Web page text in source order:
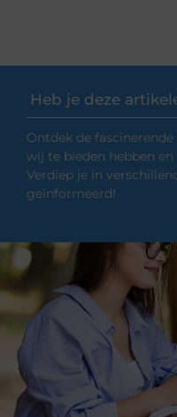
Heb je deze
Ontdek de
wij te bieden hebben
Verdiep je in
geïnformeerd!